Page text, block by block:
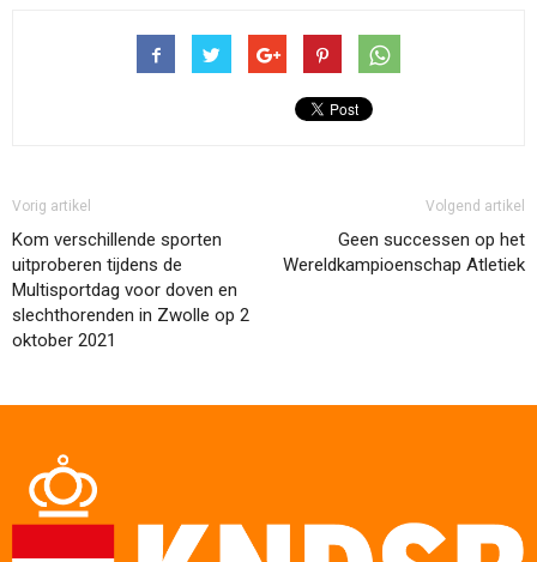
Vorig artikel
Kom verschillende sporten
uitproberen tijdens de
Multisportdag voor doven en
slechthorenden in Zwolle op 2
oktober 2021
Volgend artikel
Geen successen op het
Wereldkampioenschap Atletiek